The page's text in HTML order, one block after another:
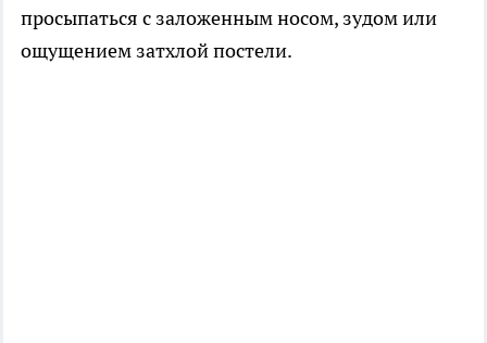
просыпаться с заложенным носом, зудом или
ощущением затхлой постели.